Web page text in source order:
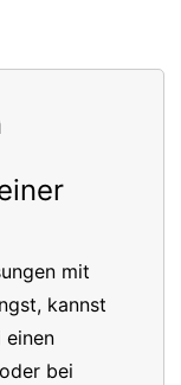
mit
kannst
einen
bei